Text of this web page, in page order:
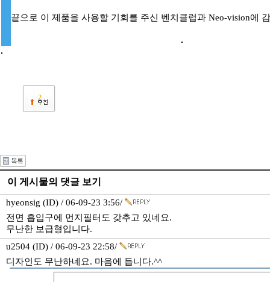
끝으로 이 제품을 사용할 기회를 주신 벤치클럽과 Neo-vision에
2
이 게시물의 댓글 보기
hyeonsig (ID) / 06-09-23 3:56/
전면 흡입구에 먼지필터도 갖추고 있네요.
무난한 보급형입니다.
u2504 (ID) / 06-09-23 22:58/
디자인도 무난하네요. 마음에 듭니다.^^